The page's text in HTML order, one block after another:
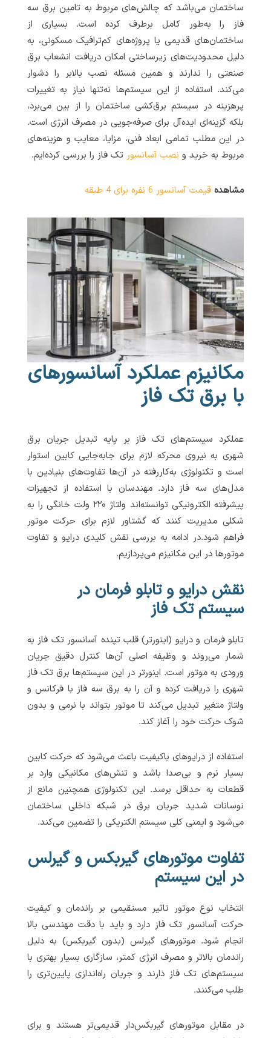
ساختمان می‌باشد که چالش‌های مربوط به تامین برق سه
فاز را به‌طور کامل برطرف کرده است. بسیاری از
ساختمان‌های قدیمی یا پروژه‌های کم‌ترافیک مسکونی، به
دلیل محدودیت‌های زیرساختی امکان دریافت انشعاب برق
صنعتی را ندارند و همین مسئله نصب بالابر را دشوار
می‌کند. استفاده از این سیستم‌ها نه‌تنها نیاز به تغییرات
پرهزینه در سیستم برق‌کشی ساختمان را از بین می‌برد،
بلکه گزینه‌ای ایده‌آل برای صرفه‌جویی در مصرف انرژی است.
در این مطلب تمامی ابعاد فنی، مزایا، معایب و هزینه‌های
مربوط به خرید و نصب آسانسور تک فاز را بررسی کرده‌ایم.
مشاهده قیمت آسانسور 6 نفره برای 4 طبقه
مکانیزم عملکرد آسانسورهای
با برق تک فاز
عملکرد سیستم‌های تک فاز بر پایه تبدیل جریان برق
شهری به نیروی محرکه لازم برای جابه‌جایی کابین استوار
است و تکنولوژی به‌کاررفته در آن‌ها تفاوت‌های بنیادین با
مدل‌های سه فاز دارد. مهندسان با استفاده از تجهیزات
پیشرفته الکترونیکی توانسته‌اند ولتاژ ۲۲۰ ولت خانگی را به
شکلی مدیریت کنند که گشتاور لازم برای حرکت موتور
فراهم شود.در ادامه به بررسی نقش کلیدی درایو و تفاوت
موتورها در این مکانیزم می‌پردازیم.
نقش درایو و تابلو فرمان در
سیستم تک فاز
تابلو فرمان و درایو (اینورتر) قلب تپنده آسانسور تک فاز به
شمار می‌روند و وظیفه اصلی آن‌ها کنترل دقیق جریان
ورودی به موتور است. اینورتر در این سیستم‌ها برق تک فاز
شهری را دریافت کرده و آن را به برق سه فاز با فرکانس و
ولتاژ متغیر تبدیل می‌کند تا موتور بتواند با نرمی و بدون
شوک حرکت خود را آغاز کند.
استفاده از درایوهای باکیفیت باعث می‌شود که حرکت کابین
بسیار نرم و بی‌صدا باشد و تنش‌های مکانیکی وارد بر
قطعات به حداقل برسد. این تکنولوژی همچنین مانع از
نوسانات شدید جریان برق در شبکه داخلی ساختمان
می‌شود و ایمنی کلی سیستم الکتریکی را تضمین می‌کند.
تفاوت موتورهای گیربکس و گیرلس
در این سیستم
انتخاب نوع موتور تاثیر مستقیمی بر راندمان و کیفیت
حرکت آسانسور تک فاز دارد و باید با دقت مهندسی بالا
انجام شود. موتورهای گیرلس (بدون گیربکس) به دلیل
راندمان بالاتر و مصرف انرژی کمتر، سازگاری بسیار بهتری با
سیستم‌های تک فاز دارند و جریان راه‌اندازی پایین‌تری را
طلب می‌کنند.
در مقابل موتورهای گیربکس‌دار قدیمی‌تر هستند و برای